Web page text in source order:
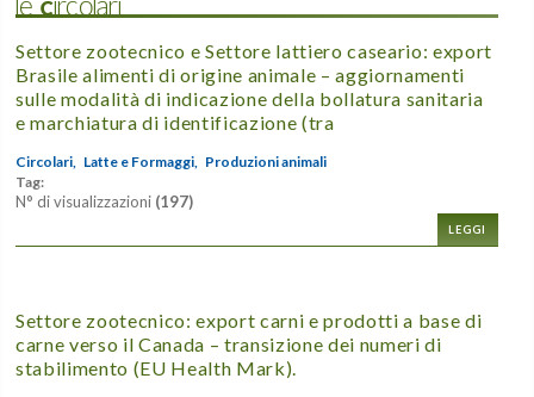
le Circolari
Settore zootecnico e Settore lattiero caseario: export
Brasile alimenti di origine animale – aggiornamenti
sulle modalità di indicazione della bollatura sanitaria
e marchiatura di identificazione (tra
Circolari, Latte e Formaggi, Produzioni animali
Tag:
N° di visualizzazioni (197)
LEGGI
Settore zootecnico: export carni e prodotti a base di
carne verso il Canada – transizione dei numeri di
stabilimento (EU Health Mark).